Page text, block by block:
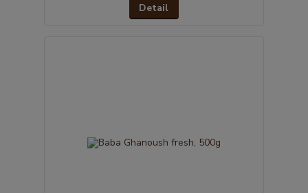
Detail